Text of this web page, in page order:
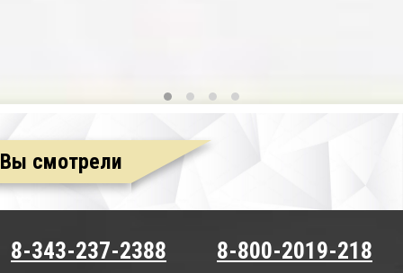
Вы смотрели
8-343-237-2388 8-800-2019-218